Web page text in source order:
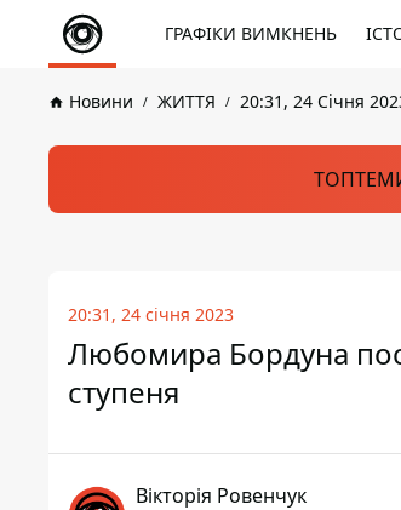
ГРАФІКИ ВИМКНЕНЬ
Новини ЖИТТЯ 20:31, 24 Січня
20:31, 24 січня 2023
Любомира Бордуна
ступеня
Вікторія Ровенчук